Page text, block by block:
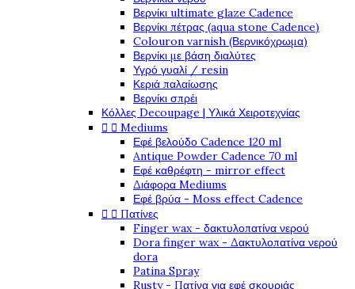
Βερνίκι ultimate glaze Cadence
Βερνίκι πέτρας (aqua stone Cadence)
Colouron varnish (Βερνικόχρωμα)
Βερνίκι με βάση διαλύτες
Υγρό γυαλί / resin
Κεριά παλαίωσης
Βερνίκι σπρέι
Κόλλες Decoupage | Υλικά Χειροτεχνίας
  Mediums
Εφέ βελούδο Cadence 120 ml
Antique Powder Cadence 70 ml
Εφέ καθρέφτη - mirror effect
Διάφορα Mediums
Εφέ βρύα - Moss effect Cadence
  Πατίνες
Finger wax - δακτυλοπατίνα νερού
Dora finger wax - Δακτυλοπατίνα νερού
dora
Patina Spray
Rusty - Πατίνα για εφέ σκουριάς